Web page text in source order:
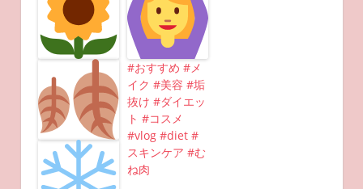
#おすすめ #メ
イク #美容 #垢
抜け #ダイエッ
ト #コスメ
#vlog #diet #
スキンケア #む
ね肉